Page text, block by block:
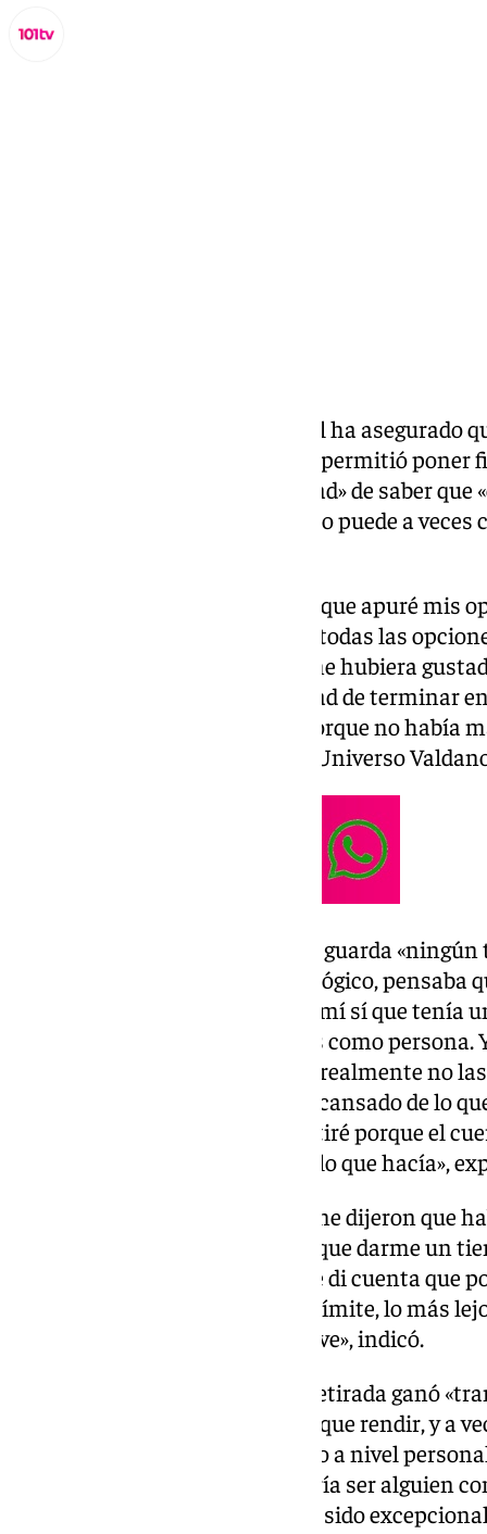
El extenista español Rafa Nadal ha asegurado
seguir compitiendo y que eso le permitió poner
convencimiento y la tranquilidad» de saber que
además de reconocer que el éxito puede a
«Yo sí que estaba preparado porque apuré mis
de haber apurado hasta el final todas las
compitiendo al nivel que a mí me hubiera
convencimiento y la tranquilidad de terminar
decisión que tenía que tomar porque no había
límite», señaló en el programa ‘Universo
En este sentido, confesó que no guarda
adiós. «Hay gente que, como es lógico,
que no tenía sentido, pero para mí sí que tenía
en consecuencia a lo que uno es como
apurar mis opciones hasta que realmente no
hacía, yo no me retiré por estar cansado de lo
motivación necesaria, yo me retiré porque el
yo seguía siendo feliz haciendo lo que hacía»,
«Tuve una operación en la que me dijeron que
completamente de ello, y tenía que darme un
Llegó un momento en el que me di cuenta que
para seguir. Llevé mi carrera al límite, lo más
todas las circunstancias que tuve», indicó.
Además, reconoció que tras la retirada ganó
responsabilidad diaria de tener que rendir, y a
no aptas para poder rendir, y eso a nivel
no siendo todo lo feliz que debería ser alguien
ha terminado una etapa que ha sido